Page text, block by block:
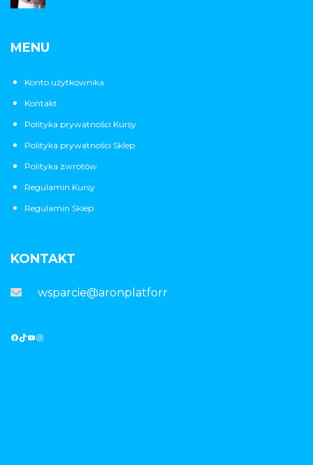
MENU
Konto użytkownika
Kontakt
Polityka prywatności Kursy
Polityka prywatności Sklep
Polityka zwrotów
Regulamin Kursy
Regulamin Sklep
KONTAKT
wsparcie@aronplatforma.pl